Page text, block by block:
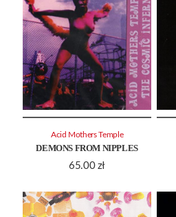
DEMONS FROM NIPPLES
65.00 zł
Acid Mothers Temple